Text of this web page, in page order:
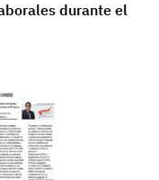
durante el